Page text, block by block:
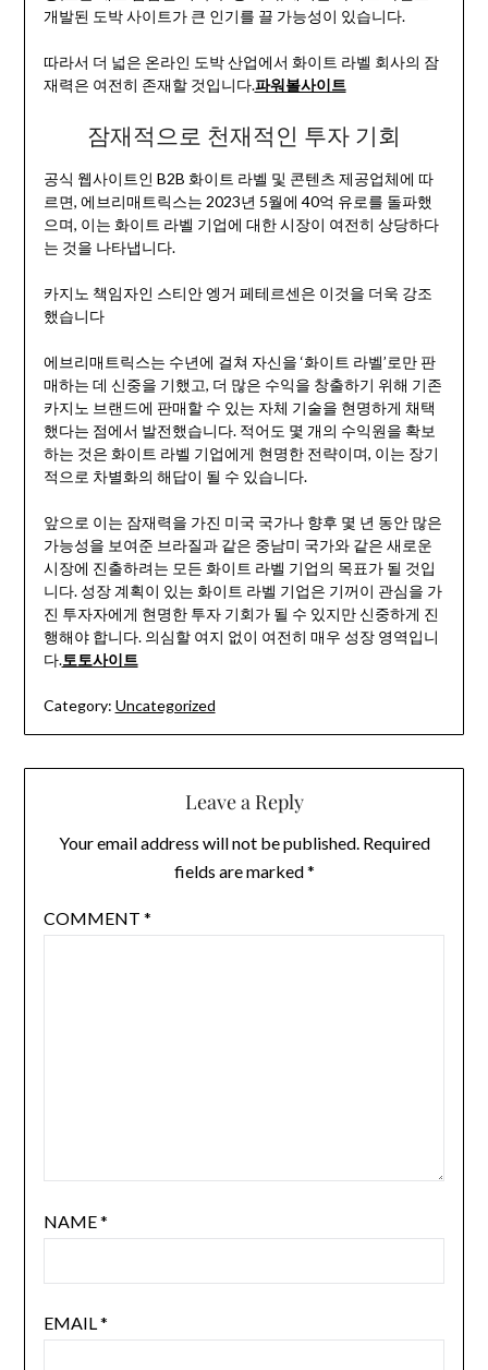
개발된 도박 사이트가 큰 인기를 끌 가능성이 있습니다.
따라서 더 넓은 온라인 도박 산업에서 화이트 라벨 회사의 잠
재력은 여전히 존재할 것입니다.파워볼사이트
잠재적으로 천재적인 투자 기회
공식 웹사이트인 B2B 화이트 라벨 및 콘텐츠 제공업체에 따
르면, 에브리매트릭스는 2023년 5월에 40억 유로를 돌파했
으며, 이는 화이트 라벨 기업에 대한 시장이 여전히 상당하다
는 것을 나타냅니다.
카지노 책임자인 스티안 엥거 페테르센은 이것을 더욱 강조
했습니다
에브리매트릭스는 수년에 걸쳐 자신을 ‘화이트 라벨’로만 판
매하는 데 신중을 기했고, 더 많은 수익을 창출하기 위해 기존
카지노 브랜드에 판매할 수 있는 자체 기술을 현명하게 채택
했다는 점에서 발전했습니다. 적어도 몇 개의 수익원을 확보
하는 것은 화이트 라벨 기업에게 현명한 전략이며, 이는 장기
적으로 차별화의 해답이 될 수 있습니다.
앞으로 이는 잠재력을 가진 미국 국가나 향후 몇 년 동안 많은
가능성을 보여준 브라질과 같은 중남미 국가와 같은 새로운
시장에 진출하려는 모든 화이트 라벨 기업의 목표가 될 것입
니다. 성장 계획이 있는 화이트 라벨 기업은 기꺼이 관심을 가
진 투자자에게 현명한 투자 기회가 될 수 있지만 신중하게 진
행해야 합니다. 의심할 여지 없이 여전히 매우 성장 영역입니
다.토토사이트
Category: Uncategorized
Leave a Reply
Your email address will not be published. Required
fields are marked*
COMMENT *
NAME*
EMAIL*